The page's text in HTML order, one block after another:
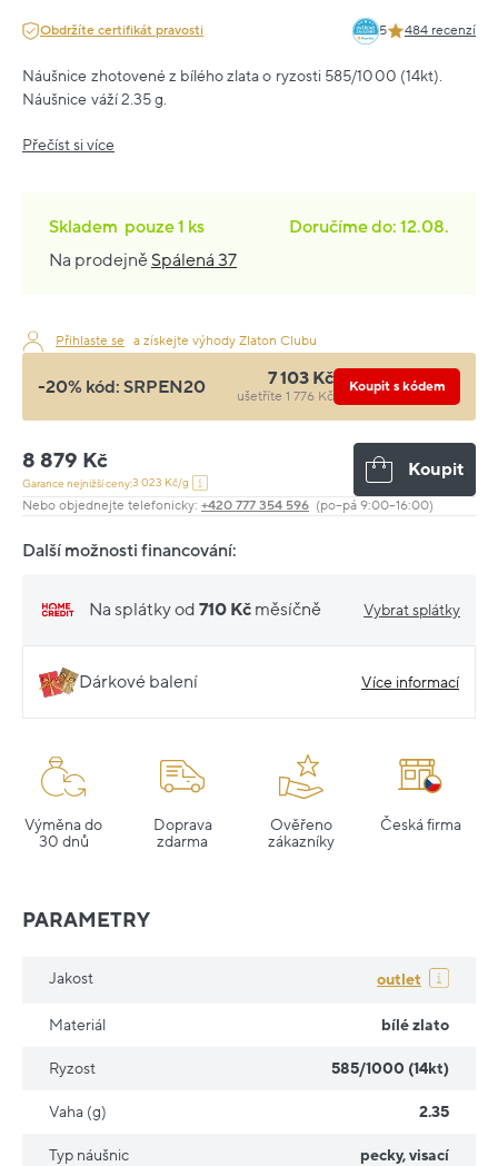
Obdržíte certifikát pravosti 5 484 recenzí
Náušnice zhotovené z bílého zlata o ryzosti 585/1000 (14kt).
Náušnice váží 2.35 g.
Přečíst si více
Skladem pouze1 ks
Doručíme do: 12.08.
Na prodejně Spálená 37
Přihlaste se a získejte výhody Zlaton Clubu
-20% kód: SRPEN20 7 103 Kč
ušetříte 1 776 Kč
Koupit s kódem
8 879 Kč
Garance nejnižší ceny:3 023 Kč/g
Koupit
Nebo objednejte telefonicky: +420 777 354 596 (po–pá 9:00–16:00)
Další možnosti financování:
Na splátky od 710 Kč měsíčně Vybrat splátky
Dárkové balení Více informací
Výměna do
30 dnů
Doprava
zdarma
Ověřeno
zákazníky
Česká firma
PARAMETRY
Jakost outlet
Materiál bílé zlato
Ryzost 585/1000 (14kt)
Vaha (g) 2.35
Typ náušnic pecky, visací